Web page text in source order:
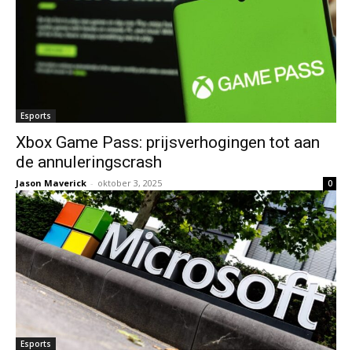
Esports
Xbox Game Pass: prijsverhogingen tot aan
de annuleringscrash
Jason Maverick - oktober 3, 2025 0
Esports